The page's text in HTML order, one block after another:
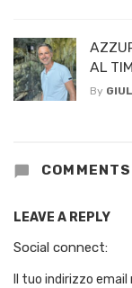
AL
By
COMMENTS
LEAVE A REPLY
Social connect:
Il tuo indirizzo